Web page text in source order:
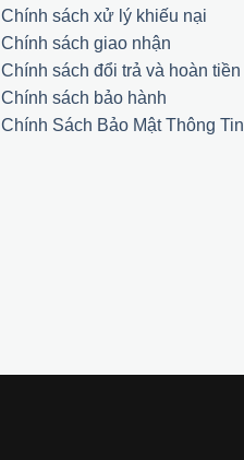
Chính sách xử lý khiếu nại
Chính sách giao nhận
Chính sách đổi trả và hoàn tiền
Chính sách bảo hành
Chính Sách Bảo Mật Thông Tin